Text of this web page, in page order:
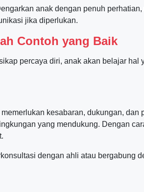
anak dengan penuh
jika diperlukan.
Contoh yang Baik
percaya diri, anak akan belajar hal
kesabaran, dukungan,
yang mendukung. Dengan
dengan ahli atau bergabung